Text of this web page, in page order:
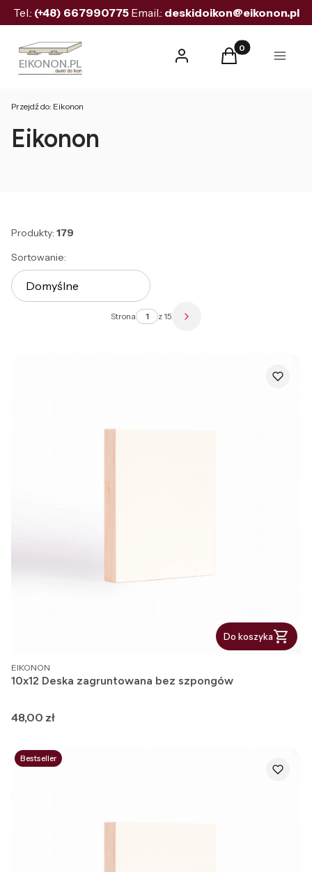
Tel.: (+48) 667990775Email.: deskidoikon@eikonon.pl
Zaloguj się Produkty w
Koszyk Menu
Przejdź do: Eikonon
Eikonon
Produkty: 179
Lista produktów
Sortowanie:
Domyślne
Strona z 15 Następne produkty
Do koszyka
PRODUCENT
EIKONON
10x12 Deska zagruntowana bez szpongów
Cena
48,00 zł
Bestseller